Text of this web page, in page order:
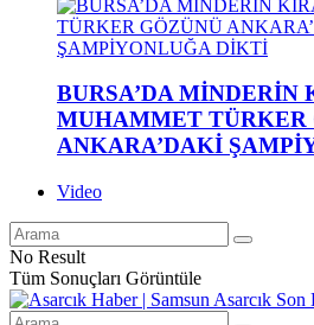
BURSA’DA
MUHAMMET TÜRKER
ANKARA’DAKİ
Video
No Result
Tüm Sonuçları Görüntüle